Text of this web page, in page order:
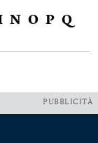
N O P Q
PUBBLICITÀ